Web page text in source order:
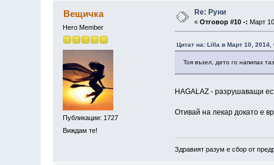
Вещичка
Hero Member
Публикации: 1727
Виждам те!
Re: Руни
«Отговор #10 -: Март
Цитат на: Lilla в Март 10, 2014,
Тоя възел, дето го напипах
HAGALAZ - разрушаващи
Отивай на лекар докато е
Здравият разум е сбор от